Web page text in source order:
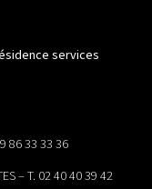
services
86 33 33 36
– T. 02 40 40 39 42